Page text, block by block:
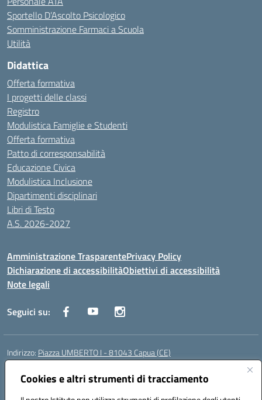
Cookies e altri strumenti di tracciamento
Sportello D’Ascolto Psicologico
Somministrazione Farmaci a Scuola
Utilità
Didattica
Offerta formativa
I progetti delle classi
Registro
Modulistica Famiglie e Studenti
Offerta formativa
Patto di corresponsabilità
Educazione Civica
Modulistica Inclusione
Dipartimenti disciplinari
Libri di Testo
A.S. 2026-2027
Amministrazione TrasparentePrivacy Policy
Dichiarazione di accessibilitàObiettivi di accessibilità
Note legali
Seguici su:
Indirizzo: Piazza UMBERTO I - 81043 Capua (CE)
Centralino:
Posta elettronica certificata (PEC):cepm03000d@pec.istruzione.it